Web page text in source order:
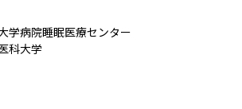
学病院睡眠医療センター
科大学